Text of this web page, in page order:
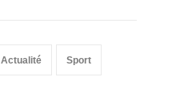
Actualité Sport